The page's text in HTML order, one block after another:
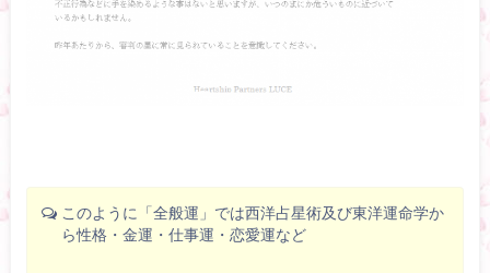
このように「全般運」では西洋占星術及び東洋運命学か
ら性格・金運・仕事運・恋愛運など